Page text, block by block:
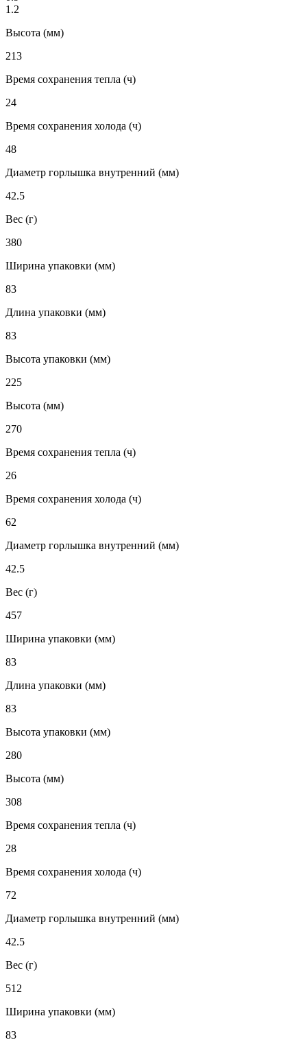
1.2
Высота (мм)
213
Время сохранения тепла (ч)
24
Время сохранения холода (ч)
48
Диаметр горлышка внутренний (мм)
42.5
Вес (г)
380
Ширина упаковки (мм)
83
Длина упаковки (мм)
83
Высота упаковки (мм)
225
Высота (мм)
270
Время сохранения тепла (ч)
26
Время сохранения холода (ч)
62
Диаметр горлышка внутренний (мм)
42.5
Вес (г)
457
Ширина упаковки (мм)
83
Длина упаковки (мм)
83
Высота упаковки (мм)
280
Высота (мм)
308
Время сохранения тепла (ч)
28
Время сохранения холода (ч)
72
Диаметр горлышка внутренний (мм)
42.5
Вес (г)
512
Ширина упаковки (мм)
83